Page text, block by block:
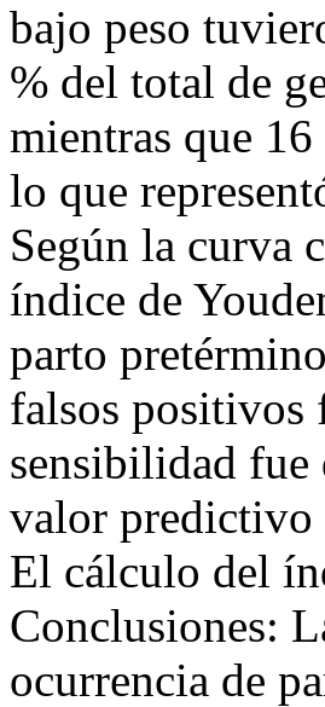
bajo peso
% del total de
mientras que
lo que
Según la curva
índice de
parto
falsos positivos
sensibilidad fue
valor predictivo
El cálculo del
Conclusiones:
ocurrencia de